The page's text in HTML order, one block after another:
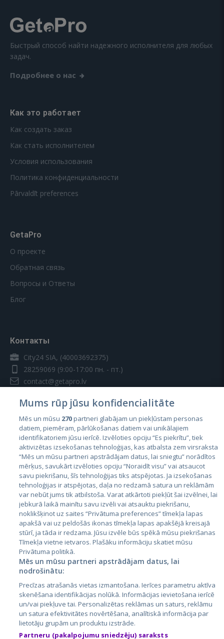
Быстрый способ найти надежного исполнителя для любых
задач.
Подробнее о нас
Как это работает
Как создать заказ
Как стать исполнителем
Условия использования
Политика конфиденциальности
Pārvaldīt preferences
GetaPro
О проекте
Обратная связь
Вопросы и Ответы
Блог
Контакты
City24 SIA, (40003692375)
28259069 (9:00-17:00 пн. - пт.)
contact@getapro.lv
Страны
Эстония
Латвия
Литва
City24.lv
City24.ee
GetaPro.lv
GetaPro.ee
Skelbiu.lt
CVbankas.lt
Kainos.lt
Paslaugos.lt
auto24.ee
Mums rūp jūsu konfidencialitāte
Mēs un mūsu 270partneri glabājam un piekļūstam personas
datiem, piemēram, pārlūkošanas datiem vai unikālajiem
identifikatoriem jūsu ierīcē. Izvēloties opciju “Es piekrītu”, tiek
aktivizētas izsekošanas tehnoloģijas, kas atbalsta zem virsraksta
“Mēs un mūsu partneri apstrādājam datus, lai sniegtu” norādītos
mērķus, savukārt izvēloties opciju “Noraidīt visu” vai atsaucot
savu piekrišanu, šīs tehnoloģijas tiks atspējotas. Ja izsekošanas
tehnoloģijas ir atspējotas, daļa no redzamā satura un reklāmām
var nebūt jums tik atbilstoša. Varat atkārtoti piekļūt šai izvēlnei, lai
jebkurā laikā mainītu savu izvēli vai atsauktu piekrišanu,
noklikšķinot uz saites “Privātuma preferences” tīmekļa lapas
apakšā vai uz peldošās ikonas tīmekļa lapas apakšējā kreisajā
stūrī, ja tāda ir redzama. Jūsu izvēle būs spēkā mūsu piekrišanas
Tīmekļa vietne ietvaros. Plašāku informāciju skatiet mūsu
Privātuma politikā.
Mēs un mūsu partneri apstrādājam datus, lai
nodrošinātu:
Precīzas atrašanās vietas izmantošana. Ierīces parametru aktīva
skenēšana identifikācijas nolūkā. Informācijas ievietošana ierīcē
un/vai piekļuve tai. Personalizētas reklāmas un saturs, reklāmu
un satura efektivitātes novērtēšana, analītiskā informācija par
lietotāju grupām un produktu izstrāde.
Partneru (pakalpojumu sniedzēju) saraksts